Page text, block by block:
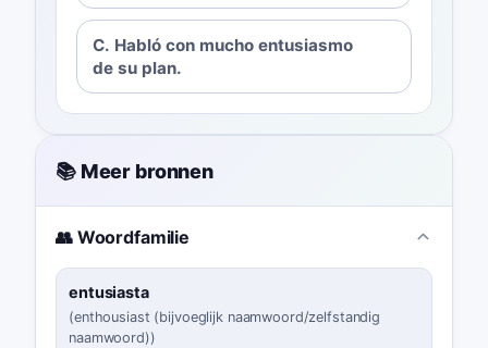
C. Habló con mucho entusiasmo
de su plan.
📚 Meer bronnen
👥 Woordfamilie
entusiasta
(enthousiast (bijvoeglijk naamwoord/zelfstandig
naamwoord))